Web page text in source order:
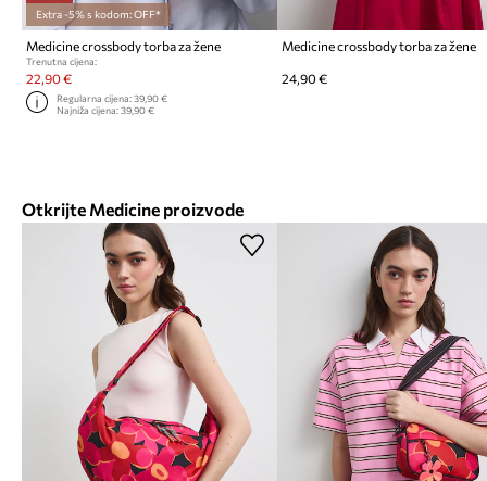
Extra -5% s kodom: OFF*
Medicine crossbody torba za žene
Trenutna cijena:
22,90 €
Regularna cijena:39,90 €
Najniža cijena:39,90 €
Medicine crossbody torba za žene
24,90 €
Otkrijte Medicine proizvode